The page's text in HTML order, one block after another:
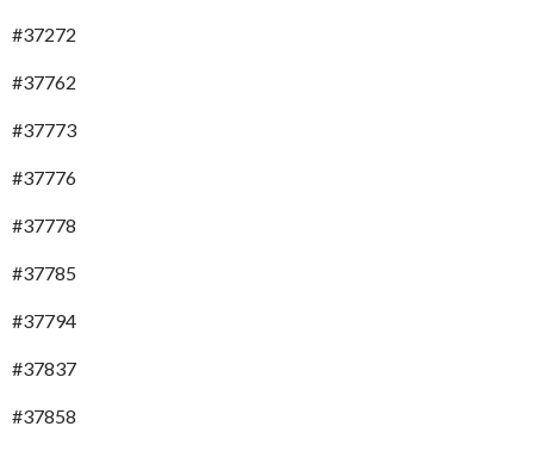
#37272
#37762
#37773
#37776
#37778
#37785
#37794
#37837
#37858